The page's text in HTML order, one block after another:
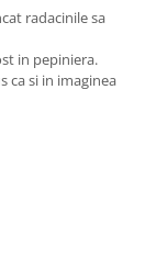
radacinile sa
in pepiniera.
ca si in imaginea